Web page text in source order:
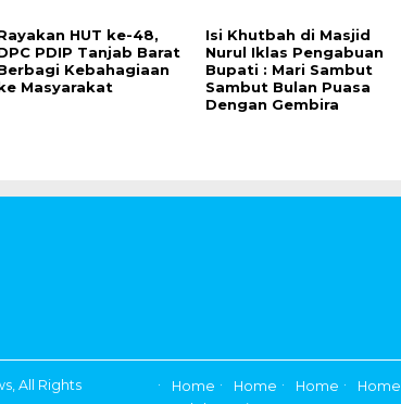
HUT ke-48,
PDIP Tanjab Barat
Kebahagiaan
Masyarakat
Isi Khutbah di Masjid
Nurul Iklas Pengabuan
Bupati : Mari Sambut
Sambut Bulan Puasa
Dengan Gembira
All Rights
Home Home Home Home